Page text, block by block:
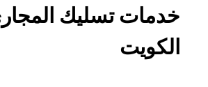
خدمات تسليك
الكويت